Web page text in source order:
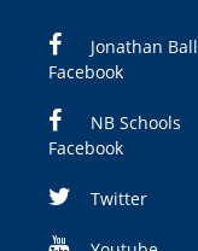
Jonathan Ball
Facebook
NB Schools
Facebook
Twitter